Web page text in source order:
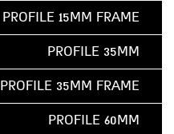
PROFILE 15MM FRAME
PROFILE 35MM
PROFILE 35MM FRAME
PROFILE 60MM